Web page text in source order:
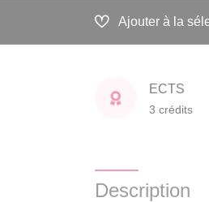
Ajouter à la
ECTS
3 crédits
Description